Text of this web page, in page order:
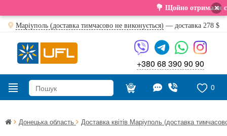
💐 Щойно отримали свіжу поставку. ×
Маріуполь (доставка тимчасово не виконується) — доставка 278 $
+380 68 390 90 90
0
Донецька область Доставка квітів Маріуполь (доставка